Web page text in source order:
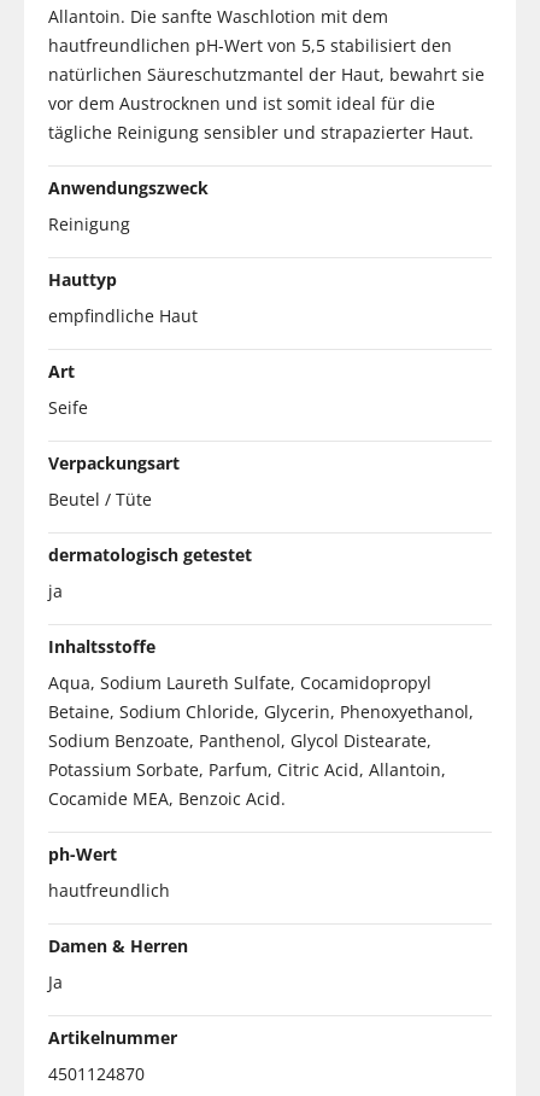
Allantoin. Die sanfte Waschlotion mit dem
hautfreundlichen pH-Wert von 5,5 stabilisiert den
natürlichen Säureschutzmantel der Haut, bewahrt sie
vor dem Austrocknen und ist somit ideal für die
tägliche Reinigung sensibler und strapazierter Haut.
Anwendungszweck
Reinigung
Hauttyp
empfindliche Haut
Art
Seife
Verpackungsart
Beutel / Tüte
dermatologisch getestet
ja
Inhaltsstoffe
Aqua, Sodium Laureth Sulfate, Cocamidopropyl
Betaine, Sodium Chloride, Glycerin, Phenoxyethanol,
Sodium Benzoate, Panthenol, Glycol Distearate,
Potassium Sorbate, Parfum, Citric Acid, Allantoin,
Cocamide MEA, Benzoic Acid.
ph-Wert
hautfreundlich
Damen & Herren
Ja
Artikelnummer
4501124870